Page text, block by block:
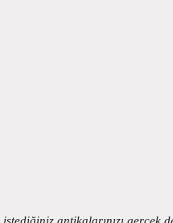
antikalarınızı gerçek